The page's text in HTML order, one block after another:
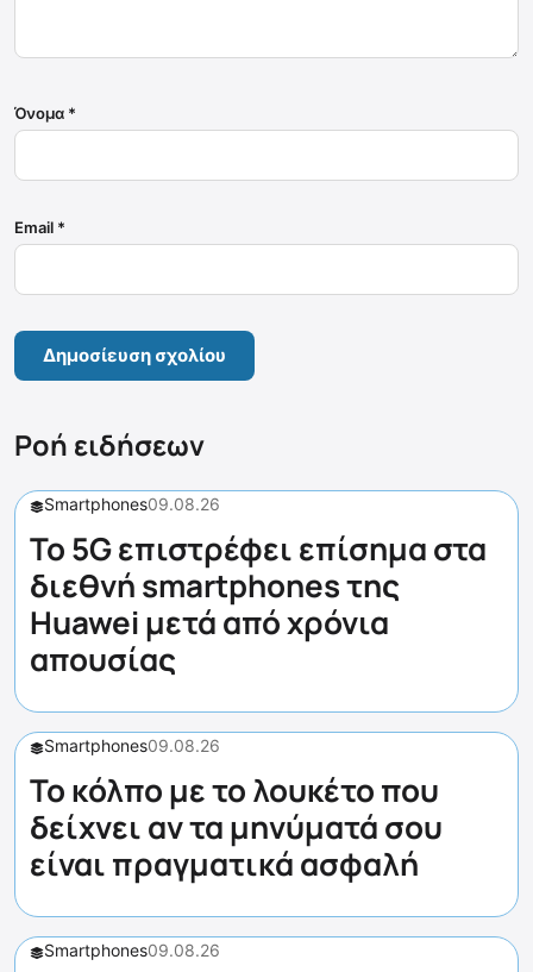
Όνομα *
Email *
Ροή ειδήσεων
Smartphones09.08.26
Το 5G επιστρέφει επίσημα στα
διεθνή smartphones της
Huawei μετά από χρόνια
απουσίας
Smartphones09.08.26
Το κόλπο με το λουκέτο που
δείχνει αν τα μηνύματά σου
είναι πραγματικά ασφαλή
Smartphones09.08.26